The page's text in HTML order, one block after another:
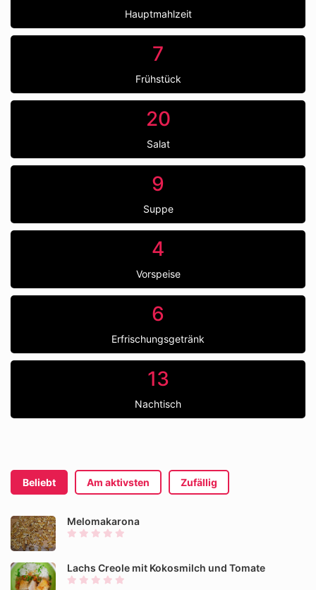
Hauptmahlzeit
7
Frühstück
20
Salat
9
Suppe
4
Vorspeise
6
Erfrischungsgetränk
13
Nachtisch
Beliebt Am aktivsten Zufällig
Melomakarona
Lachs Creole mit Kokosmilch und Tomate